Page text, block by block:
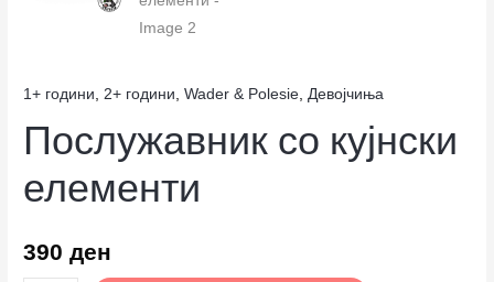
1+ години,2+ години,Wader & Polesie,Девојчиња
Послужавник со кујнски
елементи
390ден